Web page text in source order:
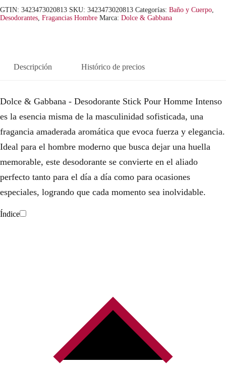
c
o
i
g
n
a
l
c
t
u
l
e
s
€
.
GTIN: 3423473020813 SKU: 3423473020813 Categorías: Baño y Cuerpo
Desodorantes Fragancias Hombre Marca: Dolce & Gabbana
Descripción Histórico de precios
Dolce & Gabbana - Desodorante Stick Pour Homme Intenso
es la esencia misma de la masculinidad sofisticada, una
fragancia amaderada aromática que evoca fuerza y elegancia.
Ideal para el hombre moderno que busca dejar una huella
memorable, este desodorante se convierte en el aliado
perfecto tanto para el día a día como para ocasiones
especiales, logrando que cada momento sea inolvidable.
Índice